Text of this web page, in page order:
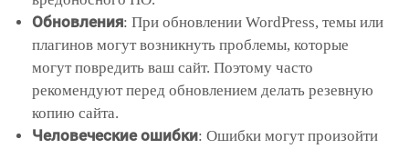
Обновления: При обновлении WordPress, темы или
плагинов могут возникнуть проблемы, которые
могут повредить ваш сайт. Поэтому часто
рекомендуют перед обновлением делать резевную
копию сайта.
Человеческие ошибки: Ошибки могут произойти